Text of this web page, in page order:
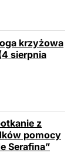
krzyżowa
sierpnia
z
pomocy
Serafina”